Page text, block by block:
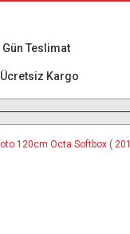
Gün Teslimat
Kargo